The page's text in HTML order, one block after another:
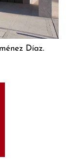
Díaz.